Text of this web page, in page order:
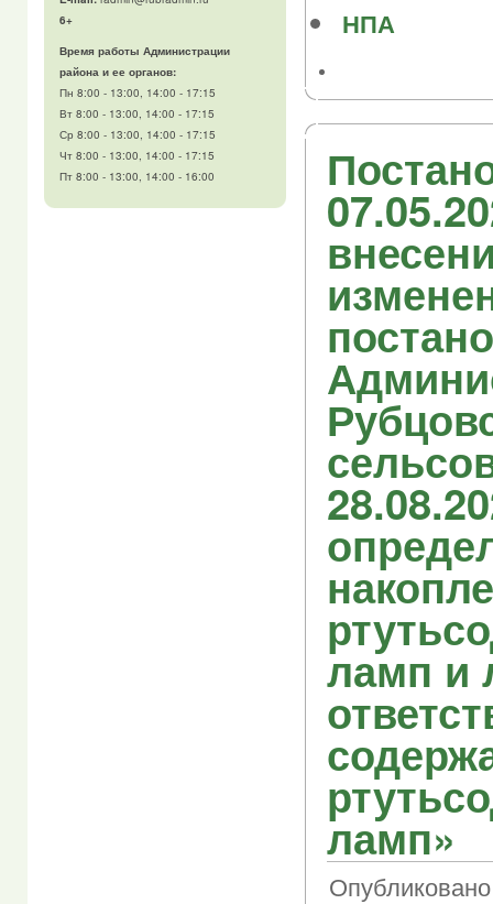
6+
Время работы Администрации
района и ее органов:
Пн 8:00 - 13:00, 14:00 - 17:15
Вт 8:00 - 13:00, 14:00 - 17:15
Ср 8:00 - 13:00, 14:00 - 17:15
Чт 8:00 - 13:00, 14:00 - 17:15
Пт 8:00 - 13:00, 14:00 - 16:00
НПА
ламп и
ламп»